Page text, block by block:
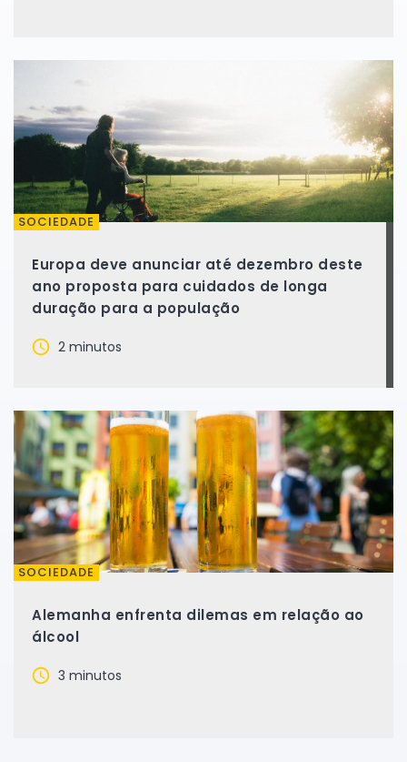
SOCIEDADE
Europa deve anunciar até dezembro deste
ano proposta para cuidados de longa
duração para a população
2 minutos
SOCIEDADE
Alemanha enfrenta dilemas em relação ao
álcool
3 minutos